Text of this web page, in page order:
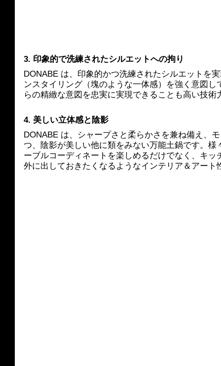
3. 印象的で洗練されたシルエットへの拘り
DONABE は、印象的かつ洗練されたシルエットを
ンスタイリング（塊のような一体感）を強く意図
らの精緻な意図を忠実に実現できることも高い技術
4. 美しい立体感と陰影
DONABE は、シャープさと柔らかさを兼ね備え、
つ、陰影が美しい他に類をみない万能土鍋です。様
ーブルコーディネートを楽しめるだけでなく、キ
外に出しておきたくなるようなインテリア＆アート